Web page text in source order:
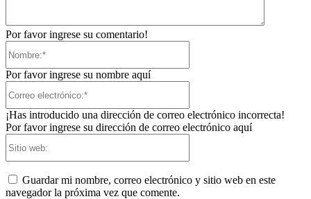
Por favor ingrese su comentario!
Por favor ingrese su nombre aquí
¡Has introducido una dirección de correo electrónico incorrecta!
Por favor ingrese su dirección de correo electrónico aquí
Guardar mi nombre, correo electrónico y sitio web en este
navegador la próxima vez que comente.